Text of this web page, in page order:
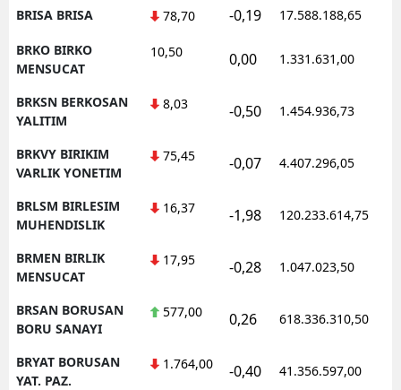
BRISA BRISA 78,70 -0,19 17.588.188,65
BRKO BIRKO
MENSUCAT
10,50 0,00 1.331.631,00
BRKSN BERKOSAN
YALITIM
8,03 -0,50 1.454.936,73
BRKVY BIRIKIM
VARLIK YONETIM
75,45 -0,07 4.407.296,05
BRLSM BIRLESIM
MUHENDISLIK
16,37 -1,98 120.233.614,75
BRMEN BIRLIK
MENSUCAT
17,95 -0,28 1.047.023,50
BRSAN BORUSAN
BORU SANAYI
577,00 0,26 618.336.310,50
BRYAT BORUSAN
YAT. PAZ.
1.764,00 -0,40 41.356.597,00